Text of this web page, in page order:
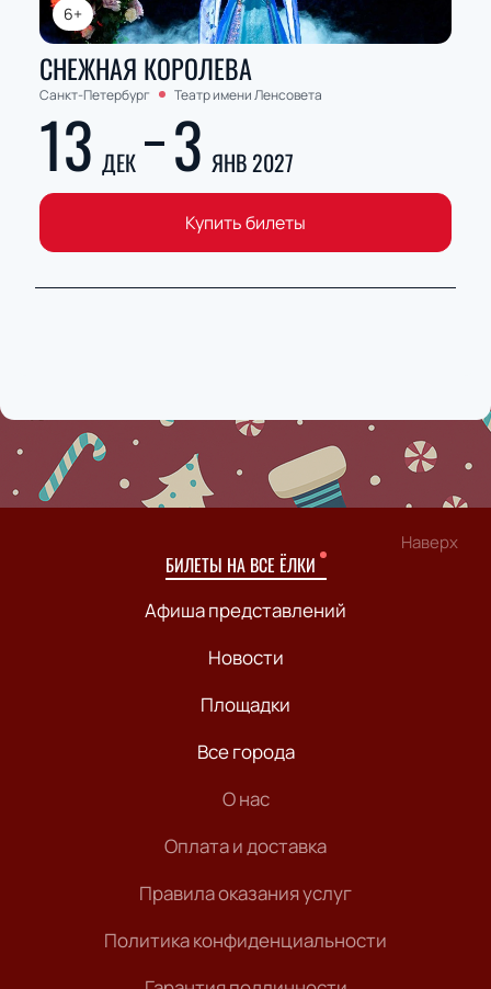
6+
СНЕЖНАЯ КОРОЛЕВА
Санкт-Петербург Театр имени Ленсовета
13 ДЕК 3 ЯНВ 2027
Купить билеты
Наверх
БИЛЕТЫ НА ВСЕ ЁЛКИ
Афиша представлений
Новости
Площадки
Все города
О нас
Оплата и доставка
Правила оказания услуг
Политика конфиденциальности